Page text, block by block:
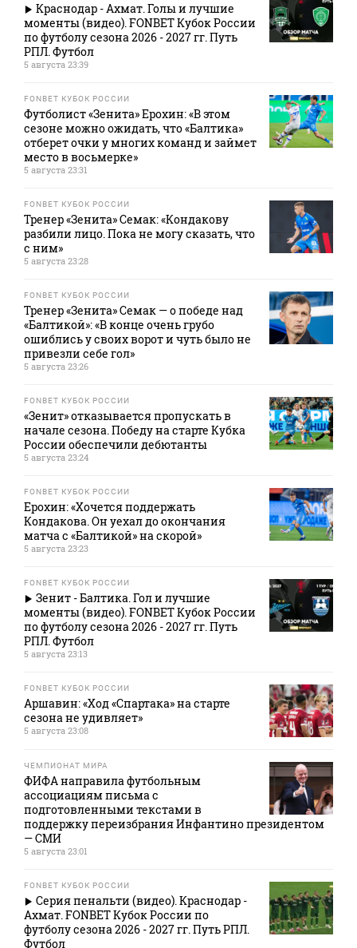
Краснодар - Ахмат. Голы и лучшие
моменты (видео). FONBET Кубок России
по футболу сезона 2026 - 2027 гг. Путь
РПЛ. Футбол
5 августа 23:39
FONBET КУБОК РОССИИ
Футболист «Зенита» Ерохин: «В этом
сезоне можно ожидать, что «Балтика»
отберет очки у многих команд и займет
место в восьмерке»
5 августа 23:31
FONBET КУБОК РОССИИ
Тренер «Зенита» Семак: «Кондакову
разбили лицо. Пока не могу сказать, что
с ним»
5 августа 23:28
FONBET КУБОК РОССИИ
Тренер «Зенита» Семак — о победе над
«Балтикой»: «В конце очень грубо
ошиблись у своих ворот и чуть было не
привезли себе гол»
5 августа 23:26
FONBET КУБОК РОССИИ
«Зенит» отказывается пропускать в
начале сезона. Победу на старте Кубка
России обеспечили дебютанты
5 августа 23:24
FONBET КУБОК РОССИИ
Ерохин: «Хочется поддержать
Кондакова. Он уехал до окончания
матча с «Балтикой» на скорой»
5 августа 23:23
FONBET КУБОК РОССИИ
Зенит - Балтика. Гол и лучшие
моменты (видео). FONBET Кубок России
по футболу сезона 2026 - 2027 гг. Путь
РПЛ. Футбол
5 августа 23:13
FONBET КУБОК РОССИИ
Аршавин: «Ход «Спартака» на старте
сезона не удивляет»
5 августа 23:08
ЧЕМПИОНАТ МИРА
ФИФА направила футбольным
ассоциациям письма с
подготовленными текстами в
поддержку переизбрания Инфантино президентом
— СМИ
5 августа 23:01
FONBET КУБОК РОССИИ
Серия пенальти (видео). Краснодар -
Ахмат. FONBET Кубок России по
футболу сезона 2026 - 2027 гг. Путь РПЛ.
Футбол